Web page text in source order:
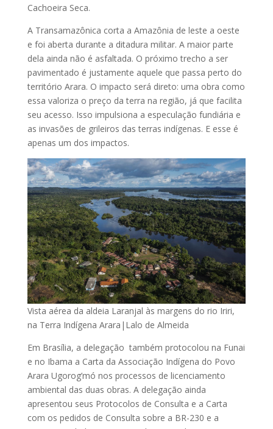
Cachoeira Seca.
A Transamazônica corta a Amazônia de leste a oeste
e foi aberta durante a ditadura militar. A maior parte
dela ainda não é asfaltada. O próximo trecho a ser
pavimentado é justamente aquele que passa perto do
território Arara. O impacto será direto: uma obra como
essa valoriza o preço da terra na região, já que facilita
seu acesso. Isso impulsiona a especulação fundiária e
as invasões de grileiros das terras indígenas. E esse é
apenas um dos impactos.
Vista aérea da aldeia Laranjal às margens do rio Iriri,
na Terra Indígena Arara|Lalo de Almeida
Em Brasília, a delegação também protocolou na Funai
e no Ibama a Carta da Associação Indígena do Povo
Arara Ugorog’mó nos processos de licenciamento
ambiental das duas obras. A delegação ainda
apresentou seus Protocolos de Consulta e a Carta
com os pedidos de Consulta sobre a BR-230 e a